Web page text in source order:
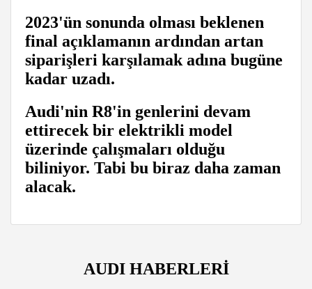
2023'ün sonunda olması beklenen
final açıklamanın ardından artan
siparişleri karşılamak adına bugüne
kadar uzadı.
Audi'nin R8'in genlerini devam
ettirecek bir elektrikli model
üzerinde çalışmaları olduğu
biliniyor. Tabi bu biraz daha zaman
alacak.
AUDI HABERLERİ